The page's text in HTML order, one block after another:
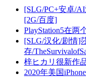
[SLG/PC+安卓/
[2G/百度]
PlayStation5在两
[SLG/汉化/剧情]
存/
梓ヒカリ很新作
2020年美国